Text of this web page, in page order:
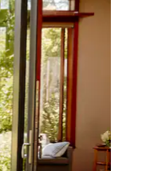
et en faisant glisser.